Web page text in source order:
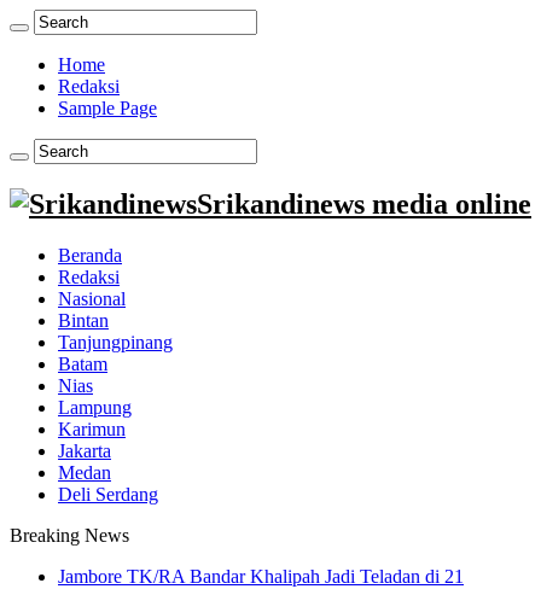
Home
Redaksi
Sample Page
Srikandinews media online
Beranda
Redaksi
Nasional
Bintan
Tanjungpinang
Batam
Nias
Lampung
Karimun
Jakarta
Medan
Deli Serdang
Breaking News
Jambore TK/RA Bandar Khalipah Jadi Teladan di 21